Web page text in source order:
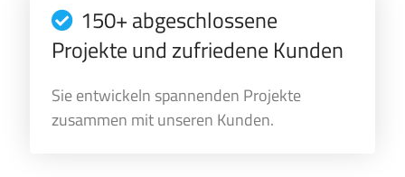
150+ abgeschlossene
Projekte und zufriedene Kunden
Sie entwickeln spannenden Projekte
zusammen mit unseren Kunden.